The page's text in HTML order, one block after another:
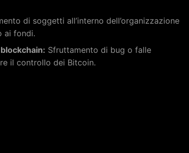
di soggetti all’interno dell’organizzazione
ai fondi.
Sfruttamento di bug o falle
il controllo dei Bitcoin.